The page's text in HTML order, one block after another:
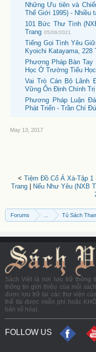
Những Ưu tiên và
Thế Giới 1995) - Nhiều
101 Bức Thư Tình
Trang 05/06/2021
Tiếng Gọi Tình Yêu
Kyoichi Katayama, 228
Phương Pháp Bàn Tay
Học Ở Trường Tiểu
Vai Trò Cán Bộ Lãnh
Vững Ổn Định Chính
Phương Pháp Luận
Phát Triển - Trần Chí
May 13, 2017
< Tiệm Đồ Cổ Á Xá-Tập 1
Trang|
Nếu Như Yêu (NXB
Forums Tủ Sách
Sách Việt là nơi lưu trữ thông
thông tin giới thiệu của mỗi
được lưu trữ tại các thư viện
thể tải được miễn phí hoặc
bản số hóa).
FOLLOW US